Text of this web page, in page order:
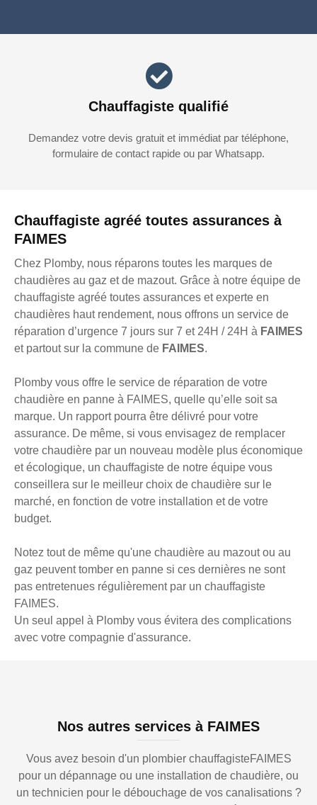
Chauffagiste agréé toutes assurances à
FAIMES
Chez Plomby, nous réparons toutes les marques de
chaudières au gaz et de mazout. Grâce à notre équipe de
chauffagiste agréé toutes assurances et experte en
chaudières haut rendement, nous offrons un service de
réparation d’urgence 7 jours sur 7 et 24H / 24H à FAIMES
et partout sur la commune de FAIMES.
Plomby vous offre le service de réparation de votre
chaudière en panne à FAIMES, quelle qu’elle soit sa
marque. Un rapport pourra être délivré pour votre
assurance. De même, si vous envisagez de remplacer
votre chaudière par un nouveau modèle plus économique
et écologique, un chauffagiste de notre équipe vous
conseillera sur le meilleur choix de chaudière sur le
marché, en fonction de votre installation et de votre
budget.
Notez tout de même qu'une chaudière au mazout ou au
gaz peuvent tomber en panne si ces dernières ne sont
pas entretenues régulièrement par un chauffagiste
FAIMES.
Un seul appel à Plomby vous évitera des complications
avec votre compagnie d'assurance.
Chauffagiste qualifié
Demandez votre devis gratuit et immédiat par téléphone,
formulaire de contact rapide ou par Whatsapp.
Nos autres services à FAIMES
Vous avez besoin d'un plombier chauffagisteFAIMES
pour un dépannage ou une installation de chaudière, ou
un technicien pour le débouchage de vos canalisations ?